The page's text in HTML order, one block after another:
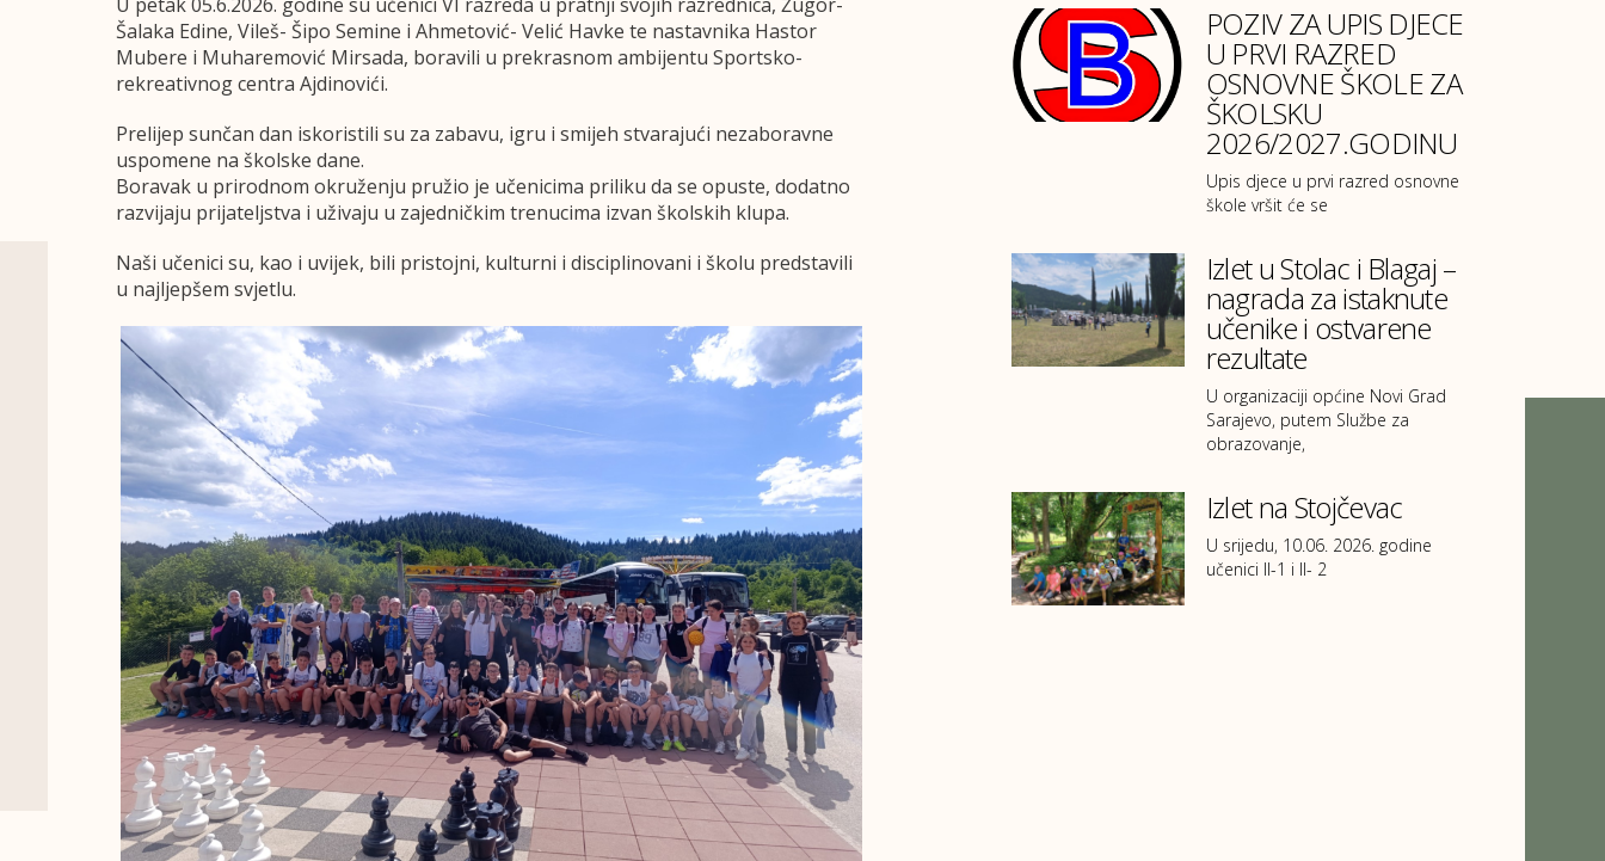
Šalaka Edine, Vileš- Šipo Semine i Ahmetović- Velić Havke te nastavnika Hastor
Mubere i Muharemović Mirsada, boravili u prekrasnom ambijentu Sportsko-
rekreativnog centra Ajdinovići.
Prelijep sunčan dan iskoristili su za zabavu, igru i smijeh stvarajući nezaboravne
uspomene na školske dane.
Boravak u prirodnom okruženju pružio je učenicima priliku da se opuste, dodatno
razvijaju prijateljstva i uživaju u zajedničkim trenucima izvan školskih klupa.
Naši učenici su, kao i uvijek, bili pristojni, kulturni i disciplinovani i školu predstavili
u najljepšem svjetlu.
POZIV ZA UPIS DJECE
U PRVI RAZRED
OSNOVNE ŠKOLE ZA
ŠKOLSKU
2026/2027.GODINU
Upis djece u prvi razred osnovne
škole vršit će se
Izlet u Stolac i Blagaj –
nagrada za istaknute
učenike i ostvarene
rezultate
U organizaciji općine Novi Grad
Sarajevo, putem Službe za
obrazovanje,
Izlet na Stojčevac
U srijedu, 10.06. 2026. godine
učenici II-1 i II- 2